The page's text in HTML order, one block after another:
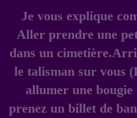
Je vous explique
Aller prendre une
dans un
le talisman sur vous
allumer une
prenez un billet de